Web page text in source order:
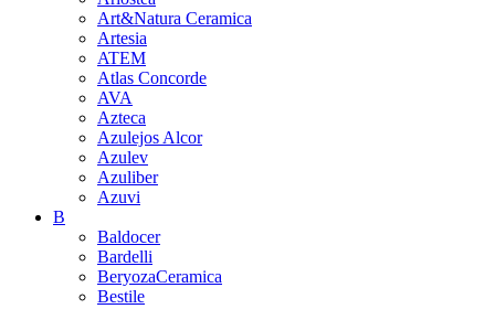
Art&Natura Ceramica
Artesia
ATEM
Atlas Concorde
AVA
Azteca
Azulejos Alcor
Azulev
Azuliber
Azuvi
B
Baldocer
Bardelli
BeryozaCeramica
Bestile